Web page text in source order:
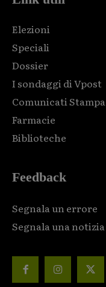
Elezioni
Speciali
Dossier
I sondaggi di Vpost
Comunicati Stampa
Farmacie
Biblioteche
Feedback
Segnala un errore
Segnala una notizia